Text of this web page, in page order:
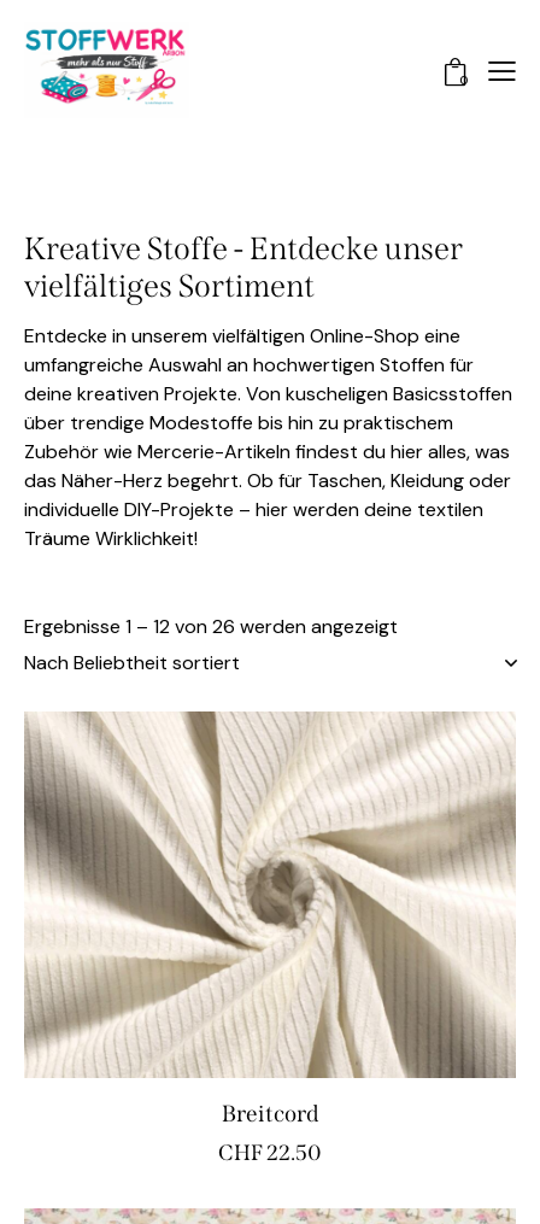
0
Kreative Stoffe - Entdecke unser
vielfältiges Sortiment
Entdecke in unserem vielfältigen Online-Shop eine
umfangreiche Auswahl an hochwertigen Stoffen für
deine kreativen Projekte. Von kuscheligen Basicsstoffen
über trendige Modestoffe bis hin zu praktischem
Zubehör wie Mercerie-Artikeln findest du hier alles, was
das Näher-Herz begehrt. Ob für Taschen, Kleidung oder
individuelle DIY-Projekte – hier werden deine textilen
Träume Wirklichkeit!
Ergebnisse 1 – 12 von 26 werden angezeigt
Breitcord
CHF22.50